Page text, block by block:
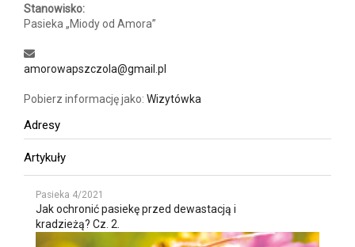
Stanowisko:
Pasieka „Miody od Amora”
amorowapszczola@gmail.pl
Pobierz informację jako: Wizytówka
Adresy
Artykuły
Pasieka 4/2021
Jak ochronić pasiekę przed dewastacją i
kradzieżą? Cz. 2.